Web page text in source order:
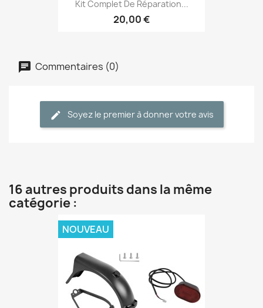
Kit Complet De Réparation...
20,00 €
Commentaires (0)
Soyez le premier à donner votre avis
16 autres produits dans la même
catégorie :
NOUVEAU